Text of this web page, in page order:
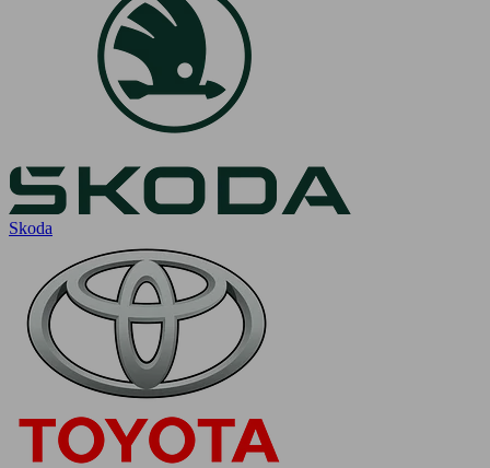
Skoda